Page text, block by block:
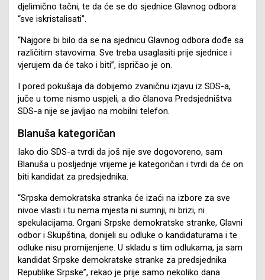
djelimično tačni, te da će se do sjednice Glavnog odbora
“sve iskristalisati”.
“Najgore bi bilo da se na sjednicu Glavnog odbora dođe sa
različitim stavovima. Sve treba usaglasiti prije sjednice i
vjerujem da će tako i biti”, ispričao je on.
I pored pokušaja da dobijemo zvaničnu izjavu iz SDS-a,
juče u tome nismo uspjeli, a dio članova Predsjedništva
SDS-a nije se javljao na mobilni telefon.
Blanuša kategoričan
Iako dio SDS-a tvrdi da još nije sve dogovoreno, sam
Blanuša u posljednje vrijeme je kategoričan i tvrdi da će on
biti kandidat za predsjednika.
“Srpska demokratska stranka će izaći na izbore za sve
nivoe vlasti i tu nema mjesta ni sumnji, ni brizi, ni
spekulacijama. Organi Srpske demokratske stranke, Glavni
odbor i Skupština, donijeli su odluke o kandidaturama i te
odluke nisu promijenjene. U skladu s tim odlukama, ja sam
kandidat Srpske demokratske stranke za predsjednika
Republike Srpske”, rekao je prije samo nekoliko dana